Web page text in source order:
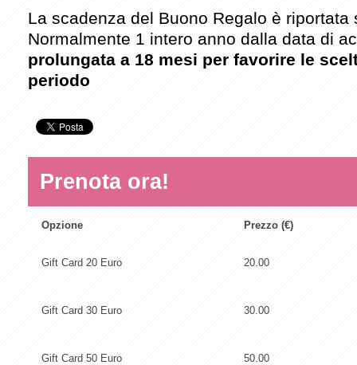
La scadenza del Buono Regalo è riportata
Normalmente 1 intero anno dalla data di
prolungata a 18 mesi per favorire le
periodo
Prenota ora!
Opzione Prezzo (€)
Gift Card 20 Euro 20.00
Gift Card 30 Euro 30.00
Gift Card 50 Euro 50.00